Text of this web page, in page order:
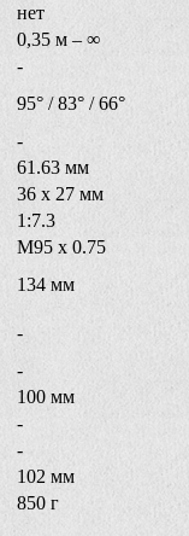
нет
0,35 м – ∞
-
95° / 83° / 66°
-
61.63 мм
36 x 27 мм
1:7.3
M95 x 0.75
134 мм
-
-
100 мм
-
-
102 мм
850 г